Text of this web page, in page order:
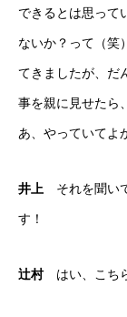
できるとは思って
ないか？って（笑
てきましたが、だ
事を親に見せたら
あ、やっていてよ
井上 それを聞い
す！
辻村はい、こちら